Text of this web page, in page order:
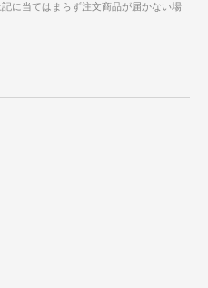
に当てはまらず注文商品が届かない場